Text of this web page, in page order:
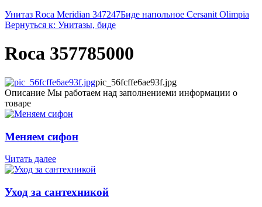
Унитаз Roca Meridian 347247Биде напольное Cersanit Olimpia
Вернуться к: Унитазы, биде
Roca 357785000
pic_56fcffe6ae93f.jpg
Описание Мы работаем над заполнениеми информации о
товаре
Меняем сифон
Читать далее
Уход за сантехникой